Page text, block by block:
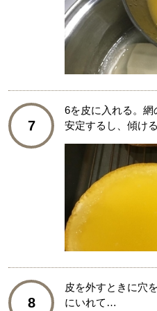
7
6を皮に入れる。
安定するし、傾け
8
皮を外すときに穴
にいれて…